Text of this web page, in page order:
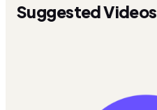
Suggested Videos